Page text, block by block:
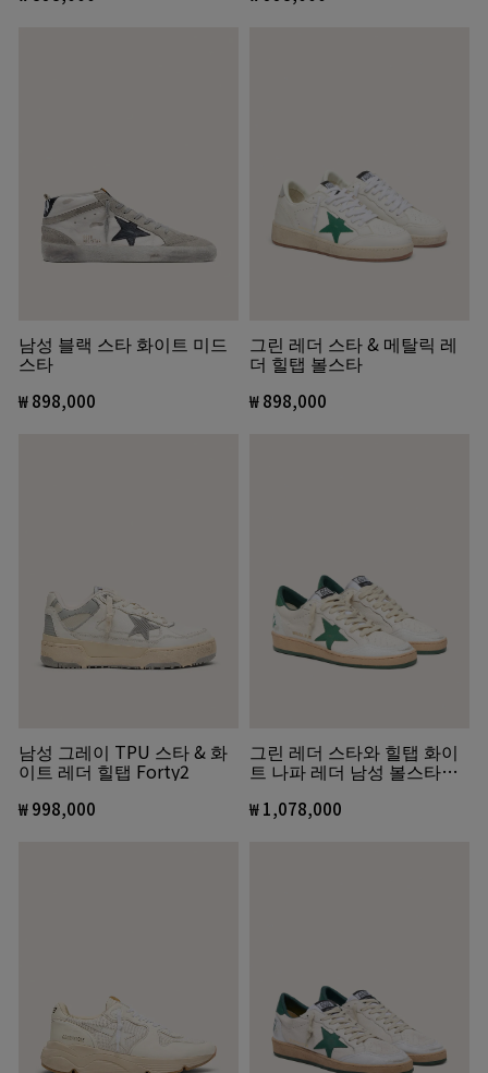
남성 블랙 스타 화이트 미드
스타
₩ 898,000
그린 레더 스타 & 메탈릭 레
더 힐탭 볼스타
₩ 898,000
남성 그레이 TPU 스타 & 화
이트 레더 힐탭 Forty2
₩ 998,000
그린 레더 스타와 힐탭 화이
트 나파 레더 남성 볼스타
₩ 1,078,000